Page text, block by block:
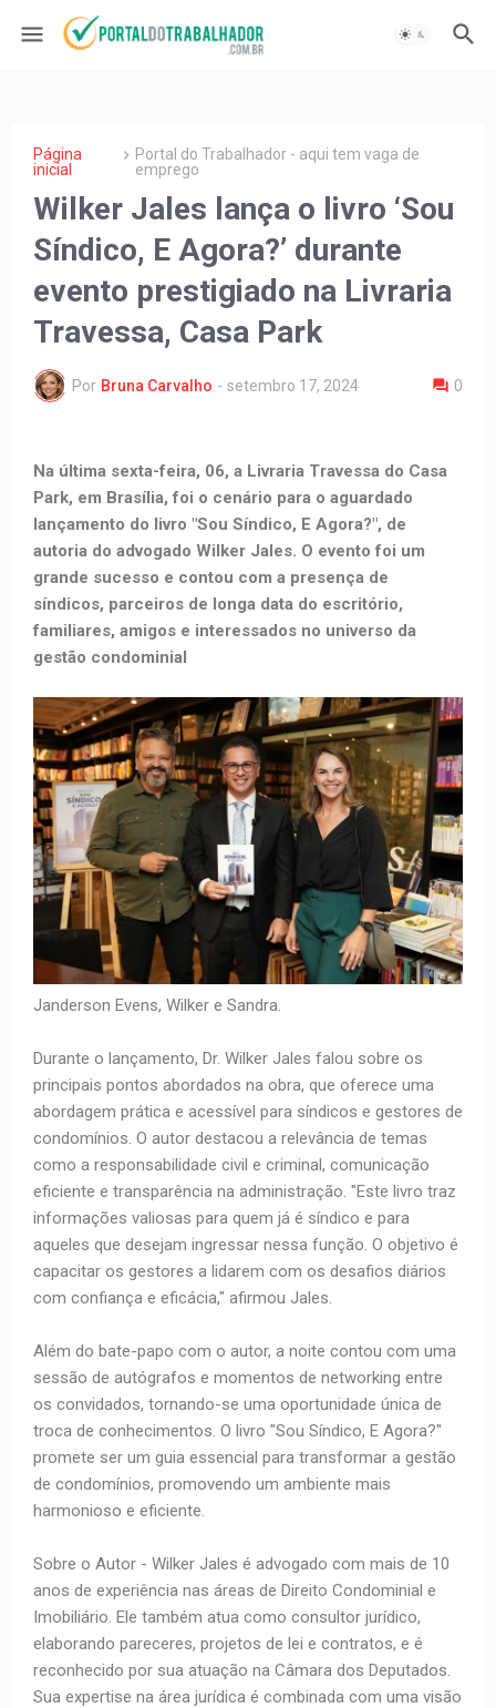
Página
inicial
Portal do Trabalhador - aqui tem vaga de
emprego
Wilker Jales lança o livro ‘Sou
Síndico, E Agora?’ durante
evento prestigiado na Livraria
Travessa, Casa Park
Por Bruna Carvalho - setembro 17, 2024 0
Na última sexta-feira, 06, a Livraria Travessa do Casa
Park, em Brasília, foi o cenário para o aguardado
lançamento do livro "Sou Síndico, E Agora?", de
autoria do advogado Wilker Jales. O evento foi um
grande sucesso e contou com a presença de
síndicos, parceiros de longa data do escritório,
familiares, amigos e interessados no universo da
gestão condominial
Janderson Evens, Wilker e Sandra.
Durante o lançamento, Dr. Wilker Jales falou sobre os
principais pontos abordados na obra, que oferece uma
abordagem prática e acessível para síndicos e gestores de
condomínios. O autor destacou a relevância de temas
como a responsabilidade civil e criminal, comunicação
eficiente e transparência na administração. "Este livro traz
informações valiosas para quem já é síndico e para
aqueles que desejam ingressar nessa função. O objetivo é
capacitar os gestores a lidarem com os desafios diários
com confiança e eficácia," afirmou Jales.
Além do bate-papo com o autor, a noite contou com uma
sessão de autógrafos e momentos de networking entre
os convidados, tornando-se uma oportunidade única de
troca de conhecimentos. O livro "Sou Síndico, E Agora?"
promete ser um guia essencial para transformar a gestão
de condomínios, promovendo um ambiente mais
harmonioso e eficiente.
Sobre o Autor - Wilker Jales é advogado com mais de 10
anos de experiência nas áreas de Direito Condominial e
Imobiliário. Ele também atua como consultor jurídico,
elaborando pareceres, projetos de lei e contratos, e é
reconhecido por sua atuação na Câmara dos Deputados.
Sua expertise na área jurídica é combinada com uma visão